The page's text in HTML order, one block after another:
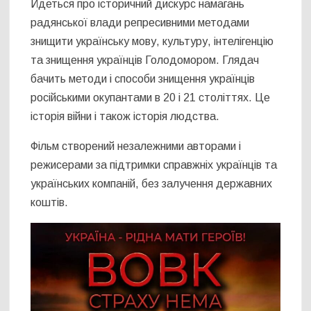
Йдеться про історичний дискурс намагань
радянської влади репресивними методами
знищити українську мову, культуру, інтелігенцію
та знищення українців Голодомором. Глядач
бачить методи і способи знищення українців
російськими окупантами в 20 і 21 століттях. Це
історія війни і також історія людства.
Фільм створений незалежними авторами і
режисерами за підтримки справжніх українців та
українських компаній, без залучення державних
коштів.